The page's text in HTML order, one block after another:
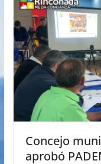
Concejo
aprobó